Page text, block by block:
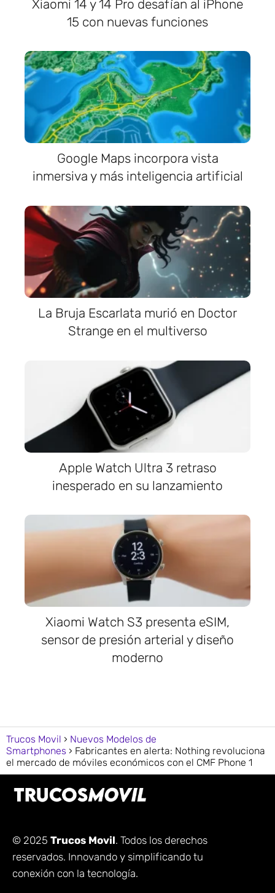
Xiaomi 14 y 14 Pro desafían al iPhone
15 con nuevas funciones
Google Maps incorpora vista
inmersiva y más inteligencia artificial
La Bruja Escarlata murió en Doctor
Strange en el multiverso
Apple Watch Ultra 3 retraso
inesperado en su lanzamiento
Xiaomi Watch S3 presenta eSIM,
sensor de presión arterial y diseño
moderno
Trucos Movil
Nuevos Modelos de
Smartphones
Fabricantes en alerta: Nothing revoluciona
el mercado de móviles económicos con el CMF Phone 1
© 2025 Trucos Movil. Todos los derechos
reservados. Innovando y simplificando tu
conexión con la tecnología.